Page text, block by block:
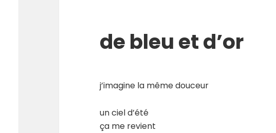
de bleu et d’or
j’imagine la même douceur
un ciel d’été
ça me revient